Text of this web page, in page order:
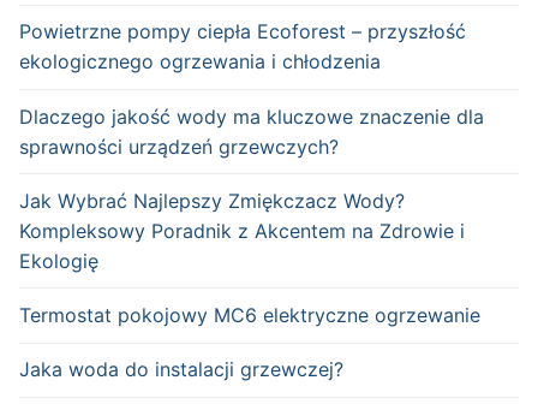
Powietrzne pompy ciepła Ecoforest – przyszłość
ekologicznego ogrzewania i chłodzenia
Dlaczego jakość wody ma kluczowe znaczenie dla
sprawności urządzeń grzewczych?
Jak Wybrać Najlepszy Zmiękczacz Wody?
Kompleksowy Poradnik z Akcentem na Zdrowie i
Ekologię
Termostat pokojowy MC6 elektryczne ogrzewanie
Jaka woda do instalacji grzewczej?